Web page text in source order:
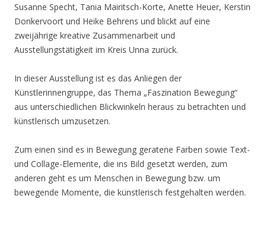
Susanne Specht, Tania Mairitsch-Korte, Anette Heuer, Kerstin
Donkervoort und Heike Behrens und blickt auf eine
zweijährige kreative Zusammenarbeit und
Ausstellungstätigkeit im Kreis Unna zurück.
In dieser Ausstellung ist es das Anliegen der
Künstlerinnengruppe, das Thema „Faszination Bewegung“
aus unterschiedlichen Blickwinkeln heraus zu betrachten und
künstlerisch umzusetzen.
Zum einen sind es in Bewegung geratene Farben sowie Text-
und Collage-Elemente, die ins Bild gesetzt werden, zum
anderen geht es um Menschen in Bewegung bzw. um
bewegende Momente, die künstlerisch festgehalten werden.